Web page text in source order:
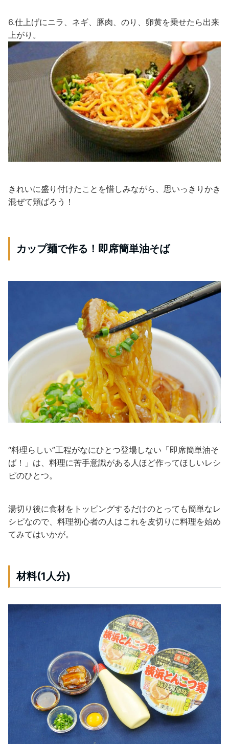
6.仕上げにニラ、ネギ、豚肉、のり、卵黄を乗せたら出来
上がり。
きれいに盛り付けたことを惜しみながら、思いっきりかき
混ぜて頬ばろう！
カップ麺で作る！即席簡単油そば
“料理らしい”工程がなにひとつ登場しない「即席簡単油そ
ば！」は、料理に苦手意識がある人ほど作ってほしいレシ
ピのひとつ。
湯切り後に食材をトッピングするだけのとっても簡単なレ
シピなので、料理初心者の人はこれを皮切りに料理を始め
てみてはいかが。
材料(1人分)